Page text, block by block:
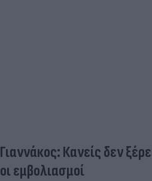
Γιαννάκος: Κανείς δεν
οι εμβολιασμοί